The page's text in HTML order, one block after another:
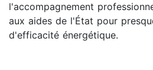
l'accompagnement
aux aides de l'État pour
d'efficacité énergétique.